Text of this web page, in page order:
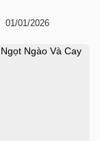
01/01/2026